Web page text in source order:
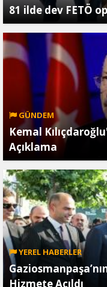
81 ilde dev FETÖ
GÜNDEM
Kemal
Açıklama
YEREL HABERLER
Hizmete Açıldı